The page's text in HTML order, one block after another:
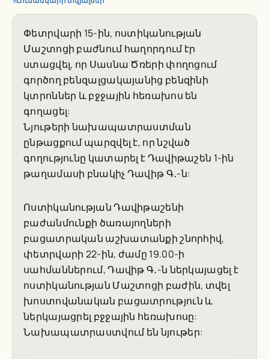
Փետրվարի 15-ին, ոստիկանության
Մաշտոցի բաժնում հաղորդում էր
ստացվել, որ Սասնա Ծռերի փողոցում
գործող բենզալցակայանից բենզինի
կտրոններ և բջջային հեռախոս են
գողացել:
Նյութերի նախապատրաստման
ընթացքում պարզվել է, որ նշված
գողությունը կատարել է Դավիթաշեն 1-ին
թաղամասի բնակիչ Դավիթ Գ․-ն:
Ոստիկանության Դավիթաշենի
բաժանմունքի ծառայողների
բացատրական աշխատանքի շնորհիվ,
փետրվարի 22-ին, ժամը 19.00-ի
սահմաններում, Դավիթ Գ․-ն ներկայացել է
ոստիկանության Մաշտոցի բաժին, տվել
խոստովանական բացատրություն և
ներկայացրել բջջային հեռախոսը:
Նախապատրաստվում են նյութեր: